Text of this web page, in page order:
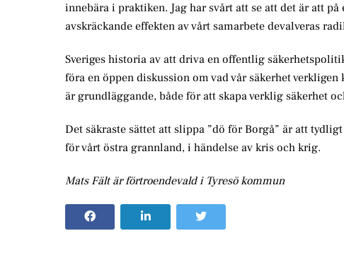
innebära i praktiken. Jag har svårt att se att det är att
avskräckande effekten av vårt samarbete devalveras
Sveriges historia av att driva en offentlig
föra en öppen diskussion om vad vår säkerhet
är grundläggande, både för att skapa verklig säkerhet
Det säkraste sättet att slippa ”dö för Borgå” är att
för vårt östra grannland, i händelse av kris och krig.
Mats Fält är förtroendevald i Tyresö kommun